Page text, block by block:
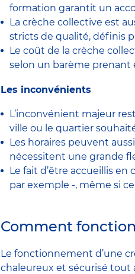
formation garantit un
La crèche collective est
stricts de qualité, définis
Le coût de la crèche
selon un barème prenant
Les inconvénients
L’inconvénient majeur
ville ou le quartier
Les horaires peuvent
nécessitent une grande
Le fait d’être accueillis
par exemple -, même si
Comment
Le fonctionnement d’une
chaleureux et sécurisé tout